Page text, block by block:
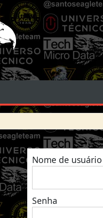
Nome de usuário
Senha